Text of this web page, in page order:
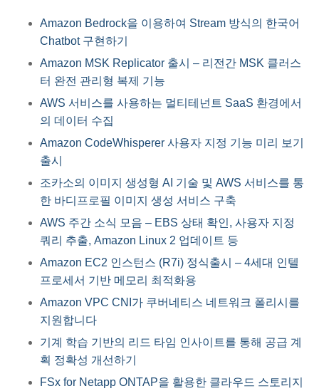
Amazon Bedrock을 이용하여 Stream 방식의 한국어
Chatbot 구현하기
Amazon MSK Replicator 출시 – 리전간 MSK 클러스
터 완전 관리형 복제 기능
AWS 서비스를 사용하는 멀티테넌트 SaaS 환경에서
의 데이터 수집
Amazon CodeWhisperer 사용자 지정 기능 미리 보기
출시
조카소의 이미지 생성형 AI 기술 및 AWS 서비스를 통
한 바디프로필 이미지 생성 서비스 구축
AWS 주간 소식 모음 – EBS 상태 확인, 사용자 지정
쿼리 추출, Amazon Linux 2 업데이트 등
Amazon EC2 인스턴스 (R7i) 정식출시 – 4세대 인텔
프로세서 기반 메모리 최적화용
Amazon VPC CNI가 쿠버네티스 네트워크 폴리시를
지원합니다
기계 학습 기반의 리드 타임 인사이트를 통해 공급 계
획 정확성 개선하기
FSx for Netapp ONTAP을 활용한 클라우드 스토리지